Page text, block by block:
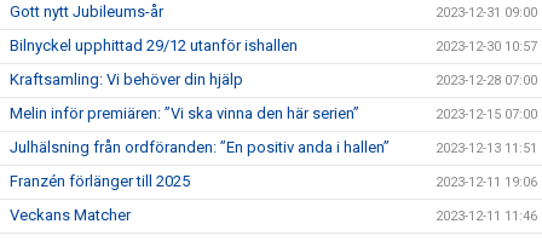
Gott nytt Jubileums-år 2023-12-31 09:00
Bilnyckel upphittad 29/12 utanför ishallen 2023-12-30 10:57
Kraftsamling: Vi behöver din hjälp 2023-12-28 07:00
Melin inför premiären: ”Vi ska vinna den här serien” 2023-12-15 07:00
Julhälsning från ordföranden: ”En positiv anda i hallen” 2023-12-13 11:51
Franzén förlänger till 2025 2023-12-11 19:06
Veckans Matcher 2023-12-11 11:46